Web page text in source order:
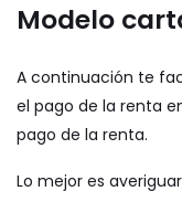
Modelo
A continuación te
el pago de la renta
pago de la renta.
Lo mejor es